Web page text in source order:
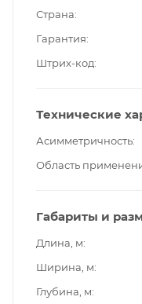
Страна
Гарантия
Штрих-код
Технические
Асимметричность
Область
Габариты и
Длина, м
Ширина, м
Глубина, м